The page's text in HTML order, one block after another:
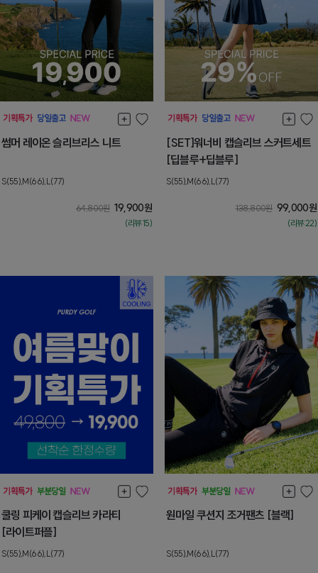
썸머 레이온 슬리브리스 니트
S(55),M(66),L(77)
64,800원 19,900원
(리뷰:15)
[SET]워너비 캡슬리브 스커트세트
[딥블루+딥블루]
S(55),M(66),L(77)
138,800원 99,000원
(리뷰:22)
쿨링 피케이 캡슬리브 카라티
[라이트퍼플]
S(55),M(66),L(77)
원마일 쿠션지 조거팬츠 [블랙]
S(55),M(66),L(77)